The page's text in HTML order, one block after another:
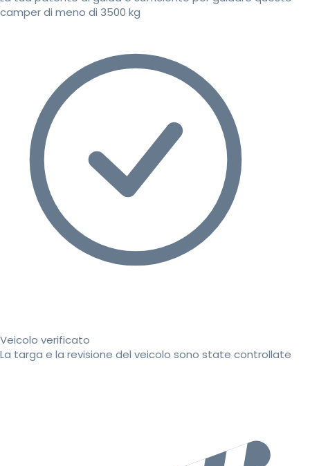
camper di meno di 3500 kg
Veicolo verificato
La targa e la revisione del veicolo sono state controllate